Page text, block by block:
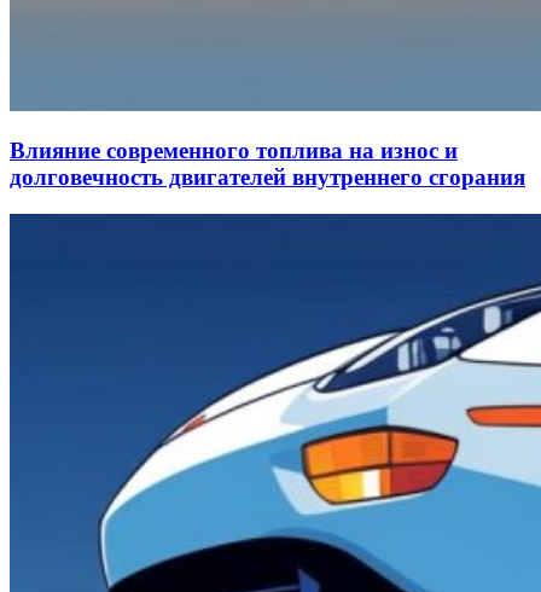
Влияние современного топлива на износ и
долговечность двигателей внутреннего сгорания